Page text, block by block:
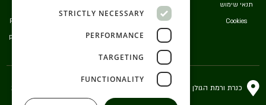
תנאי שימוש
Cookies
Română
Русский
כנרת ורמת הגולן , ישראל נגישות
SERBIAN-2
STRICTLY NECESSARY
PERFORMANCE
TARGETING
FUNCTIONALITY